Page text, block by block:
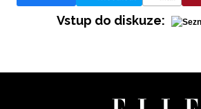
Vstup do diskuze: